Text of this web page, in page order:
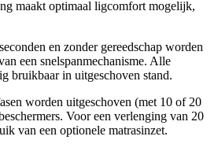
maakt optimaal ligcomfort mogelijk,
en zonder gereedschap worden
een snelspanmechanisme. Alle
bruikbaar in uitgeschoven stand.
worden uitgeschoven (met 10 of 20
Voor een verlenging van 20
van een optionele matrasinzet.